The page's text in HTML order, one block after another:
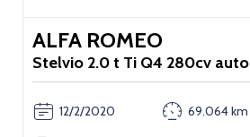
ALFA ROMEO
Stelvio 2.0 t Ti Q4 280cv auto
12/2/2020 69.064 km